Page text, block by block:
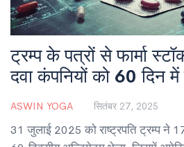
ट्रम्प के पत्रों से फार्मा
दवा कंपनियों को 60 दिन
अल्टिमेटम
ASWIN YOGA सितंबर 27, 2025
31 जुलाई 2025 को राष्ट्रपति ट्रम्प ने